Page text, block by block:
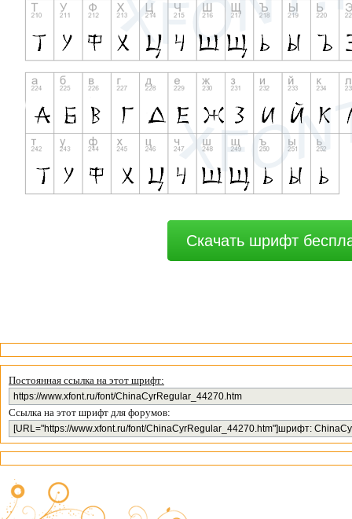
Скачать шрифт
Постоянная ссылка на этот шрифт:
Ссылка на этот шрифт для форумов: